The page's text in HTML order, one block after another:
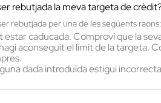
rebutjada la meva targeta de
rebutjada per una de les següents raons:
estar caducada. Comprovi que la
aconseguit el límit de la targeta.
dada introduïda estigui